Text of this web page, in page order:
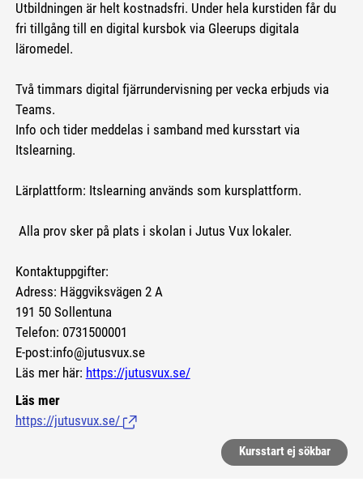
Utbildningen är helt kostnadsfri. Under hela kurstiden får du
fri tillgång till en digital kursbok via Gleerups digitala
läromedel.
Två timmars digital fjärrundervisning per vecka erbjuds via
Teams.
Info och tider meddelas i samband med kursstart via
Itslearning.
Lärplattform: Itslearning används som kursplattform.
Alla prov sker på plats i skolan i Jutus Vux lokaler.
Kontaktuppgifter:
Adress: Häggviksvägen 2 A
191 50 Sollentuna
Telefon: 0731500001
E-post:info@jutusvux.se
Läs mer här: https://jutusvux.se/
Läs mer
https://jutusvux.se/ (Länk till extern sida.)
Kursstart ej sökbar